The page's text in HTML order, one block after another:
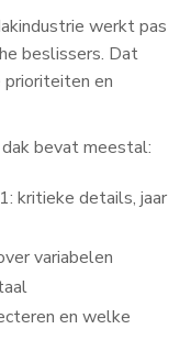
werkt pas
beslissers. Dat
en
bevat meestal:
kritieke details, jaar
variabelen
en welke